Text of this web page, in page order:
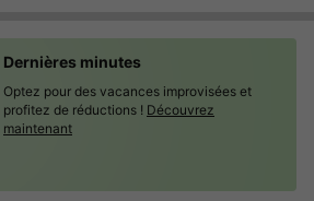
Dernières minutes
Optez pour des vacances improvisées et
profitez de réductions ! Découvrez
maintenant